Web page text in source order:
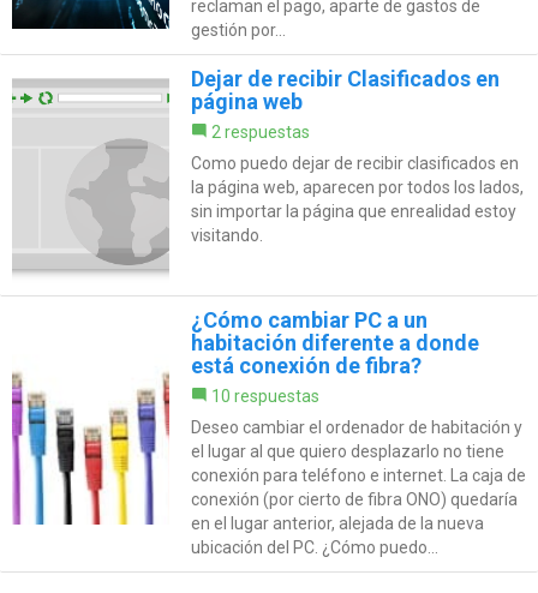
reclaman el pago, aparte de gastos de
gestión por...
Dejar de recibir Clasificados en
página web
2 respuestas
Como puedo dejar de recibir clasificados en
la página web, aparecen por todos los lados,
sin importar la página que enrealidad estoy
visitando.
¿Cómo cambiar PC a un
habitación diferente a donde
está conexión de fibra?
10 respuestas
Deseo cambiar el ordenador de habitación y
el lugar al que quiero desplazarlo no tiene
conexión para teléfono e internet. La caja de
conexión (por cierto de fibra ONO) quedaría
en el lugar anterior, alejada de la nueva
ubicación del PC. ¿Cómo puedo...